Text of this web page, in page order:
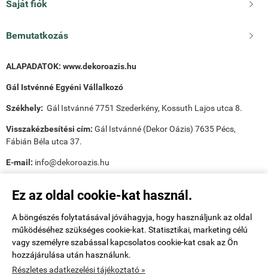
Ez az oldal cookie-kat használ.
A böngészés folytatásával jóváhagyja, hogy használjunk az oldal
működéséhez szükséges cookie-kat. Statisztikai, marketing célú
vagy személyre szabással kapcsolatos cookie-kat csak az Ön
hozzájárulása után használunk.
Részletes adatkezelési tájékoztató »
Saját fiók 
Bemutatkozás 
ALAPADATOK: www.dekoroazis.hu
Gál Istvénné Egyéni Vállalkozó
Székhely: Gál Istvánné 7751 Szederkény, Kossuth Lajos utca 8.
Visszakézbesítési cím: Gál Istvánné (Dekor Oázis) 7635 Pécs,
Fábián Béla utca 37.
E-mail: info@dekoroazis.hu
Payee tudnivalók: